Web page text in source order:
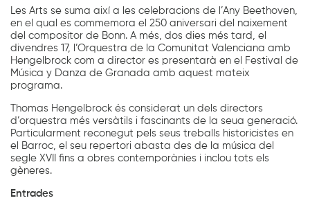
Les Arts se suma així a les celebracions de l’Any Beethoven,
en el qual es commemora el 250 aniversari del naixement
del compositor de Bonn. A més, dos dies més tard, el
divendres 17, l’Orquestra de la Comunitat Valenciana amb
Hengelbrock com a director es presentarà en el Festival de
Música y Danza de Granada amb aquest mateix
programa.
Thomas Hengelbrock és considerat un dels directors
d’orquestra més versàtils i fascinants de la seua generació.
Particularment reconegut pels seus treballs historicistes en
el Barroc, el seu repertori abasta des de la música del
segle XVII fins a obres contemporànies i inclou tots els
gèneres.
Entrades